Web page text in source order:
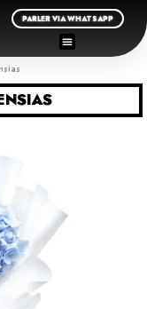
PARLER VIA WHATSAPP